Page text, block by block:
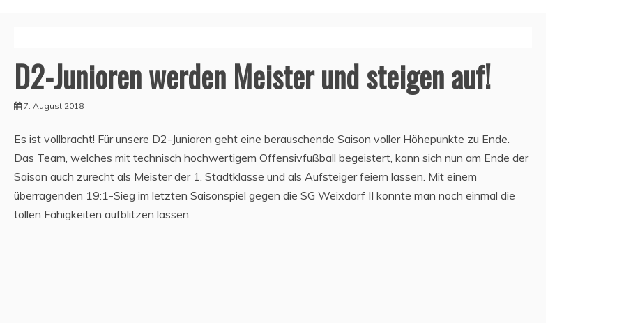
D2-Junioren werden Meister und steigen auf!
7. August 2018
Es ist vollbracht! Für unsere D2-Junioren geht eine berauschende Saison voller Höhepunkte zu Ende.
Das Team, welches mit technisch hochwertigem Offensivfußball begeistert, kann sich nun am Ende der
Saison auch zurecht als Meister der 1. Stadtklasse und als Aufsteiger feiern lassen. Mit einem
überragenden 19:1-Sieg im letzten Saisonspiel gegen die SG Weixdorf II konnte man noch einmal die
tollen Fähigkeiten aufblitzen lassen.